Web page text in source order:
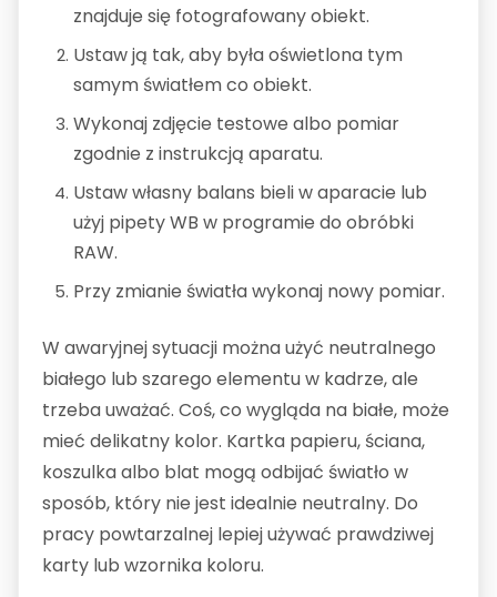
znajduje się fotografowany obiekt.
Ustaw ją tak, aby była oświetlona tym
samym światłem co obiekt.
Wykonaj zdjęcie testowe albo pomiar
zgodnie z instrukcją aparatu.
Ustaw własny balans bieli w aparacie lub
użyj pipety WB w programie do obróbki
RAW.
Przy zmianie światła wykonaj nowy pomiar.
W awaryjnej sytuacji można użyć neutralnego
białego lub szarego elementu w kadrze, ale
trzeba uważać. Coś, co wygląda na białe, może
mieć delikatny kolor. Kartka papieru, ściana,
koszulka albo blat mogą odbijać światło w
sposób, który nie jest idealnie neutralny. Do
pracy powtarzalnej lepiej używać prawdziwej
karty lub wzornika koloru.